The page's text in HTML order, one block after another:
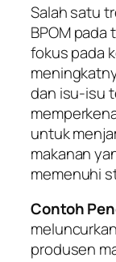
Salah satu
BPOM
fokus pada
dan isu-isu
untuk
makanan
memenuhi
Contoh
produsen